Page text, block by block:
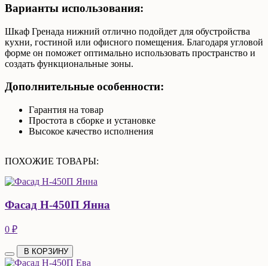
Варианты использования:
Шкаф Гренада нижний отлично подойдет для обустройства
кухни, гостиной или офисного помещения. Благодаря угловой
форме он поможет оптимально использовать пространство и
создать функциональные зоны.
Дополнительные особенности:
Гарантия на товар
Простота в сборке и установке
Высокое качество исполнения
ПОХОЖИЕ ТОВАРЫ:
Фасад Н-450П Янна
0 ₽
В КОРЗИНУ